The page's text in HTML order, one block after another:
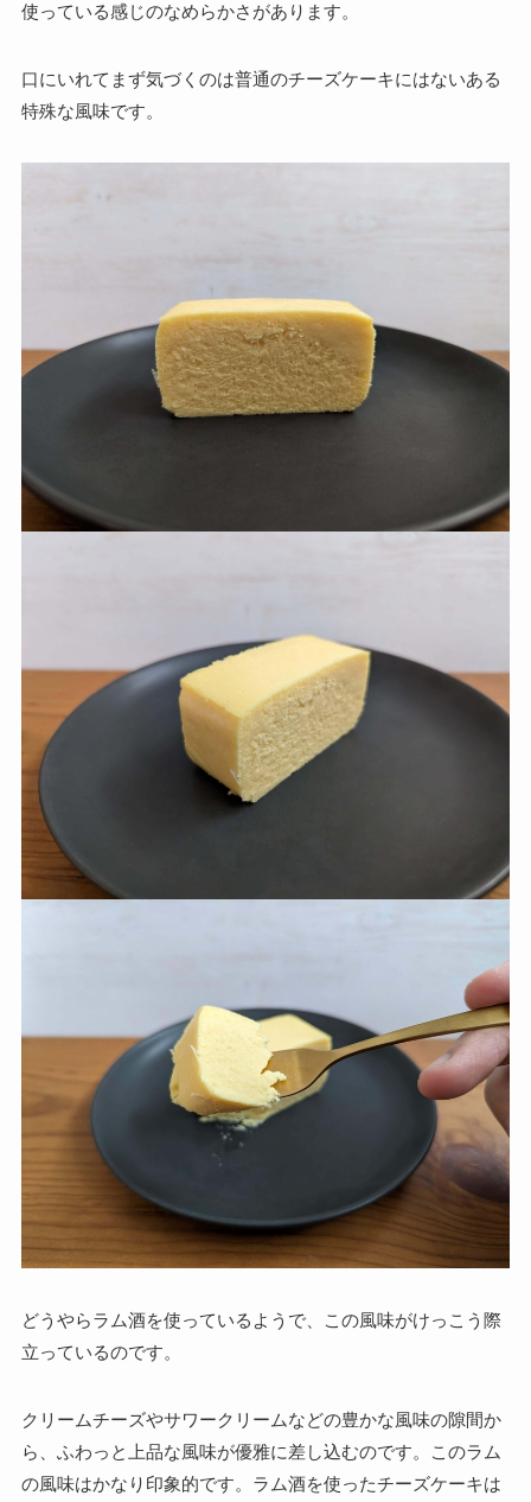
使っている感じのなめらかさがあります。
口にいれてまず気づくのは普通のチーズケーキにはないある
特殊な風味です。
どうやらラム酒を使っているようで、この風味がけっこう際
立っているのです。
クリームチーズやサワークリームなどの豊かな風味の隙間か
ら、ふわっと上品な風味が優雅に差し込むのです。このラム
の風味はかなり印象的です。ラム酒を使ったチーズケーキは